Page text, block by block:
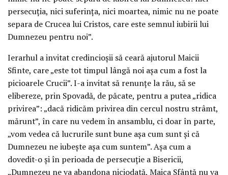
persecuția, nici suferința, nici moartea, nimic nu ne poate
separa de Crucea lui Cristos, care este semnul iubirii lui
Dumnezeu pentru noi”.
Ierarhul a invitat credincioșii să ceară ajutorul Maicii
Sfinte, care „este tot timpul lângă noi așa cum a fost la
picioarele Crucii”. I-a invitat să renunțe la rău, să se
elibereze, prin Spovadă, de păcate, pentru a putea „ridica
privirea”: „dacă ridicăm privirea din cercul nostru strâmt,
mărunt”, în care nu vedem în ansamblu, ci doar în parte,
„vom vedea că lucrurile sunt bune așa cum sunt și că
Dumnezeu ne iubește așa cum suntem”. Așa cum a
dovedit-o și în perioada de persecuție a Bisericii,
„Dumnezeu ne va abandona niciodată, Maica Sfântă nu va